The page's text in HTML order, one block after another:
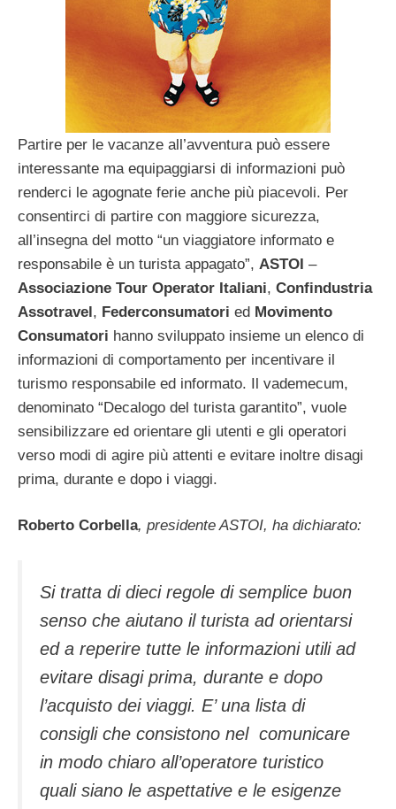
Partire per le vacanze all’avventura può essere
interessante ma equipaggiarsi di informazioni può
renderci le agognate ferie anche più piacevoli. Per
consentirci di partire con maggiore sicurezza,
all’insegna del motto “un viaggiatore informato e
responsabile è un turista appagato”, ASTOI –
Associazione Tour Operator Italiani, Confindustria
Assotravel, Federconsumatori ed Movimento
Consumatori hanno sviluppato insieme un elenco di
informazioni di comportamento per incentivare il
turismo responsabile ed informato. Il vademecum,
denominato “Decalogo del turista garantito”, vuole
sensibilizzare ed orientare gli utenti e gli operatori
verso modi di agire più attenti e evitare inoltre disagi
prima, durante e dopo i viaggi.
Roberto Corbella, presidente ASTOI, ha dichiarato:
Si tratta di dieci regole di semplice buon
senso che aiutano il turista ad orientarsi
ed a reperire tutte le informazioni utili ad
evitare disagi prima, durante e dopo
l’acquisto dei viaggi. E’ una lista di
consigli che consistono nel comunicare
in modo chiaro all’operatore turistico
quali siano le aspettative e le esigenze